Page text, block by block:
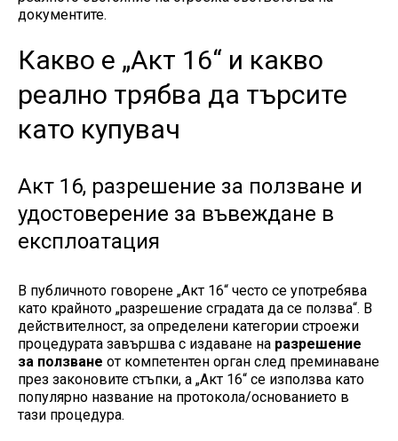
документите.
Какво е „Акт 16“ и какво
реално трябва да търсите
като купувач
Акт 16, разрешение за ползване и
удостоверение за въвеждане в
експлоатация
В публичното говорене „Акт 16“ често се употребява
като крайното „разрешение сградата да се ползва“. В
действителност, за определени категории строежи
процедурата завършва с издаване на разрешение
за ползване от компетентен орган след преминаване
през законовите стъпки, а „Акт 16“ се използва като
популярно название на протокола/основанието в
тази процедура.